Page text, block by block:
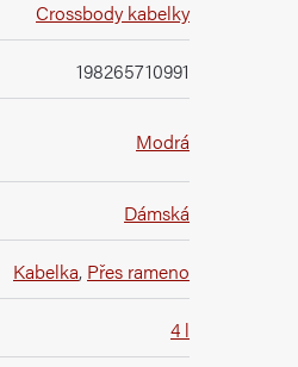
Crossbody kabelky
198265710991
Modrá
Dámská
Kabelka, Přes rameno
4 l